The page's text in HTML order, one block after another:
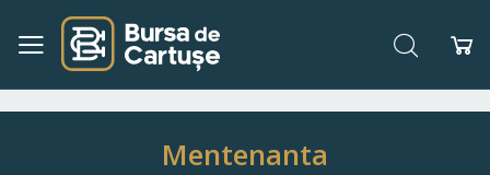
Navigați
Conținut
Căutare
Mentenanta